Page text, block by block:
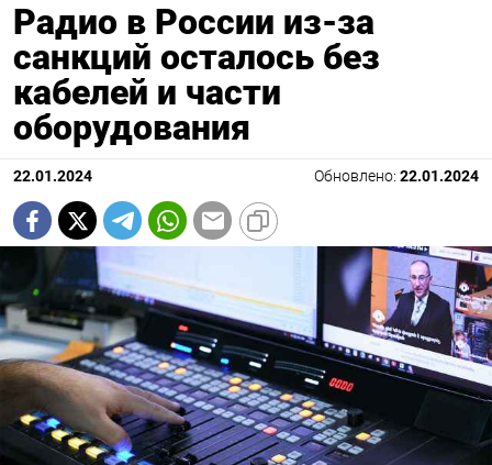
Радио в России из-за
санкций осталось без
кабелей и части
оборудования
22.01.2024 Обновлено: 22.01.2024